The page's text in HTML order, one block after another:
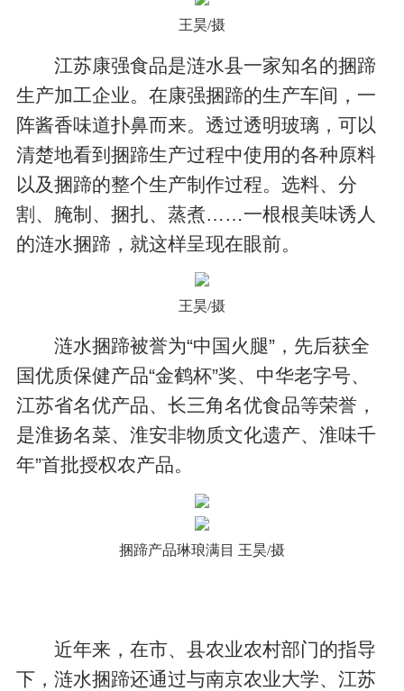
王昊/摄
江苏康强食品是涟水县一家知名的捆蹄
生产加工企业。在康强捆蹄的生产车间，一
阵酱香味道扑鼻而来。透过透明玻璃，可以
清楚地看到捆蹄生产过程中使用的各种原料
以及捆蹄的整个生产制作过程。选料、分
割、腌制、捆扎、蒸煮……一根根美味诱人
的涟水捆蹄，就这样呈现在眼前。
王昊/摄
涟水捆蹄被誉为“中国火腿”，先后获全
国优质保健产品“金鹤杯”奖、中华老字号、
江苏省名优产品、长三角名优食品等荣誉，
是淮扬名菜、淮安非物质文化遗产、淮味千
年”首批授权农产品。
捆蹄产品琳琅满目 王昊/摄
近年来，在市、县农业农村部门的指导
下，涟水捆蹄还通过与南京农业大学、江苏